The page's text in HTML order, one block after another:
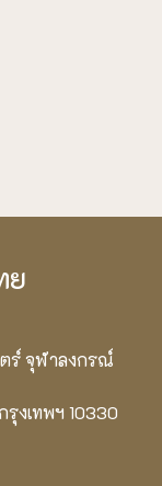
ย
ร์ จุฬาลงกรณ์
งเทพฯ 10330